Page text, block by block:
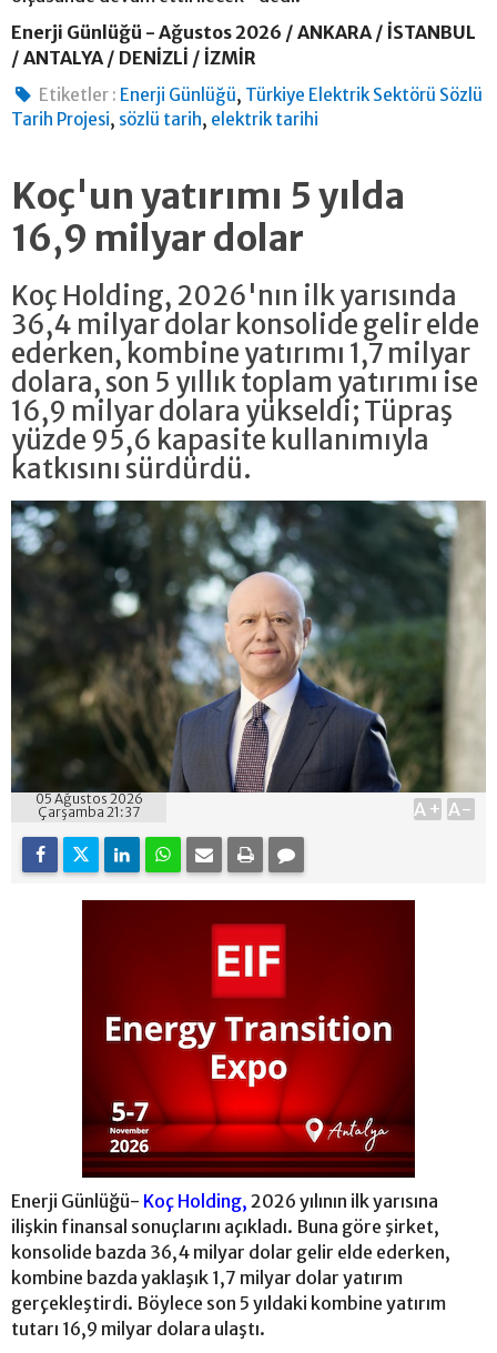
Enerji Günlüğü - Ağustos 2026 / ANKARA / İSTANBUL
/ ANTALYA / DENİZLİ / İZMİR
Etiketler : Enerji Günlüğü, Türkiye Elektrik Sektörü Sözlü
Tarih Projesi, sözlü tarih, elektrik tarihi
Koç'un yatırımı 5 yılda
16,9 milyar dolar
Koç Holding, 2026'nın ilk yarısında
36,4 milyar dolar konsolide gelir elde
ederken, kombine yatırımı 1,7 milyar
dolara, son 5 yıllık toplam yatırımı ise
16,9 milyar dolara yükseldi; Tüpraş
yüzde 95,6 kapasite kullanımıyla
katkısını sürdürdü.
05 Ağustos 2026
Çarşamba 21:37
A+ A-
Enerji Günlüğü- Koç Holding, 2026 yılının ilk yarısına
ilişkin finansal sonuçlarını açıkladı. Buna göre şirket,
konsolide bazda 36,4 milyar dolar gelir elde ederken,
kombine bazda yaklaşık 1,7 milyar dolar yatırım
gerçekleştirdi. Böylece son 5 yıldaki kombine yatırım
tutarı 16,9 milyar dolara ulaştı.